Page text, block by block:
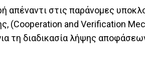
απέναντι στις παράνομες
(Cooperation and Verification
τη διαδικασία λήψης